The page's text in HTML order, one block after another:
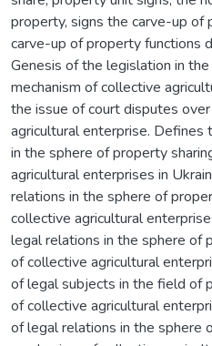
property, signs the carve-up of
carve-up of property functions
Genesis of the legislation in
mechanism of collective
the issue of court disputes
agricultural enterprise.
in the sphere of property
agricultural enterprises in
relations in the sphere of
collective agricultural
legal relations in the sphere of
of collective agricultural
of legal subjects in the field of
of collective agricultural
of legal relations in the sphere